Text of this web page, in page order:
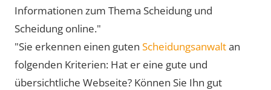
Informationen zum Thema Scheidung und
Scheidung online."
"Sie erkennen einen guten Scheidungsanwaltan
folgenden Kriterien: Hat er eine gute und
übersichtliche Webseite? Können Sie Ihn gut